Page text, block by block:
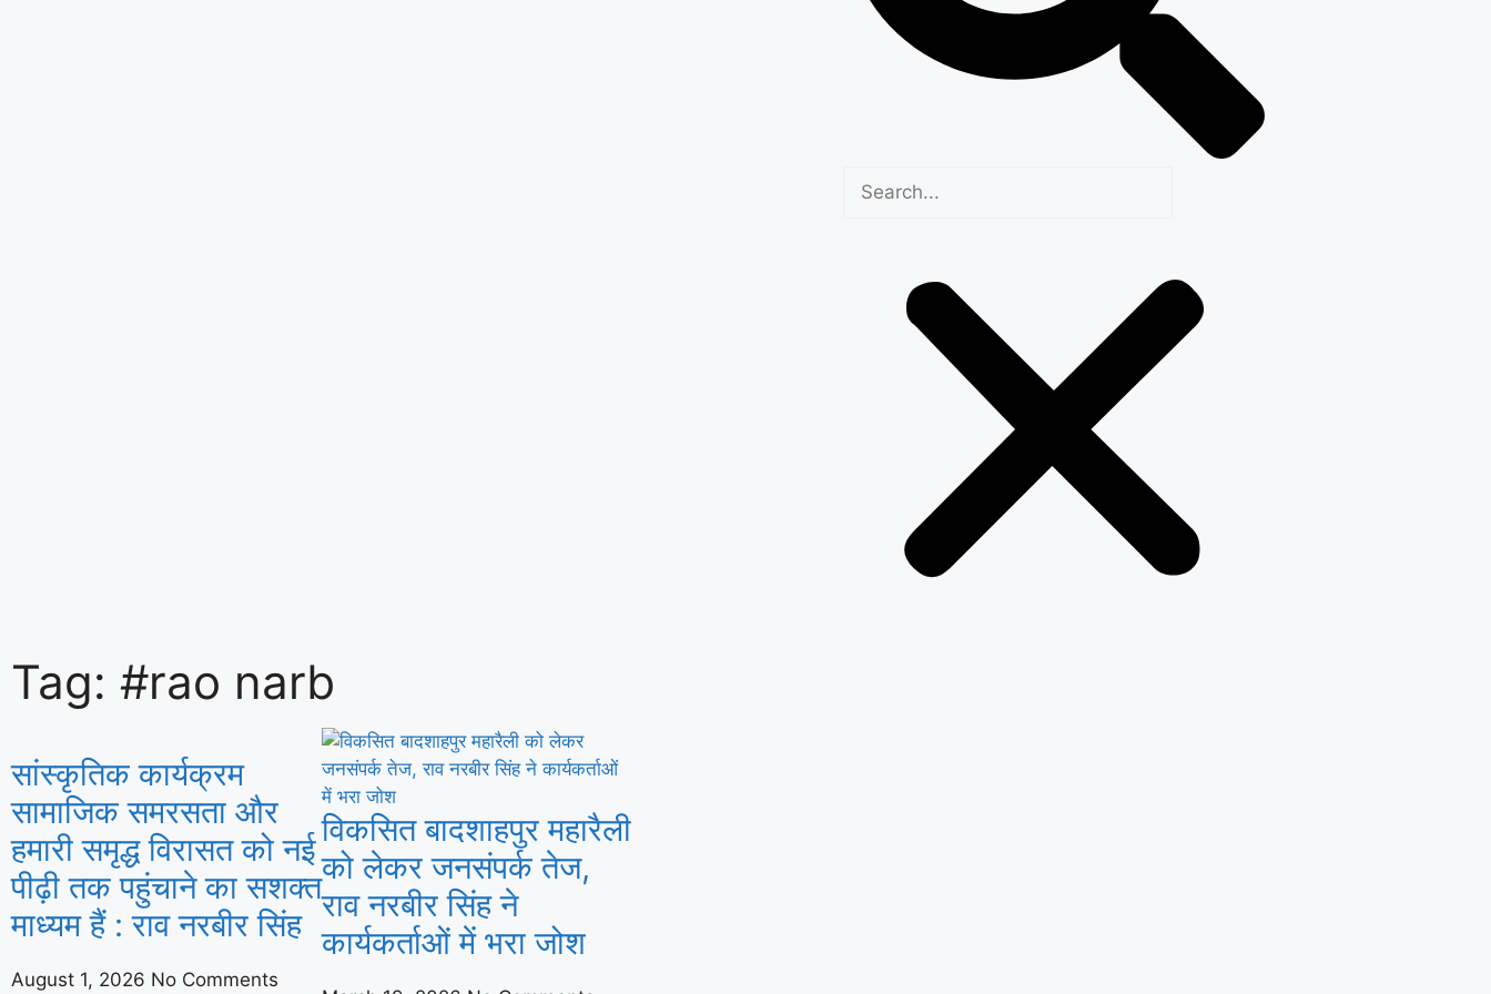
अनुपालन और ‘ईज़ ऑफ डूइंग बिज़नेस’ को मिलेगा बढ़ावा
Tag: #rao narb
सांस्कृतिक कार्यक्रम
सामाजिक समरसता और
हमारी समृद्ध विरासत को नई
पीढ़ी तक पहुंचाने का सशक्त
माध्यम हैं : राव नरबीर सिंह
August 1, 2026 No Comments
विकसित बादशाहपुर महारैली
को लेकर जनसंपर्क तेज,
राव नरबीर सिंह ने
कार्यकर्ताओं में भरा जोश